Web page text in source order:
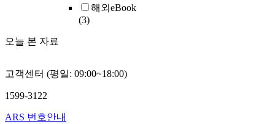
해외eBook
(3)
오늘 본 자료
고객센터 (평일: 09:00~18:00)
1599-3122
ARS 번호안내